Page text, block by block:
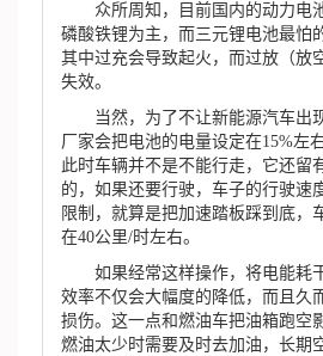
众所周知，目前国内的动力电
磷酸铁锂为主，而三元锂电池最怕
其中过充会导致起火，而过放（放
失效。
当然，为了不让新能源汽车出
厂家会把电池的电量设定在15%左
此时车辆并不是不能行走，它还留
的，如果还要行驶，车子的行驶速
限制，就算是把加速踏板踩到底，
在40公里/时左右。
如果经常这样操作，将电能耗
效率不仅会大幅度的降低，而且久
损伤。这一点和燃油车把油箱跑空
燃油太少时需要及时去加油，长期